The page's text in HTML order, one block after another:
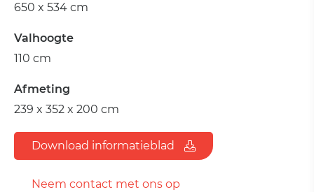
650 x 534 cm
Valhoogte
110 cm
Afmeting
239 x 352 x 200 cm
Download informatieblad
Neem contact met ons op